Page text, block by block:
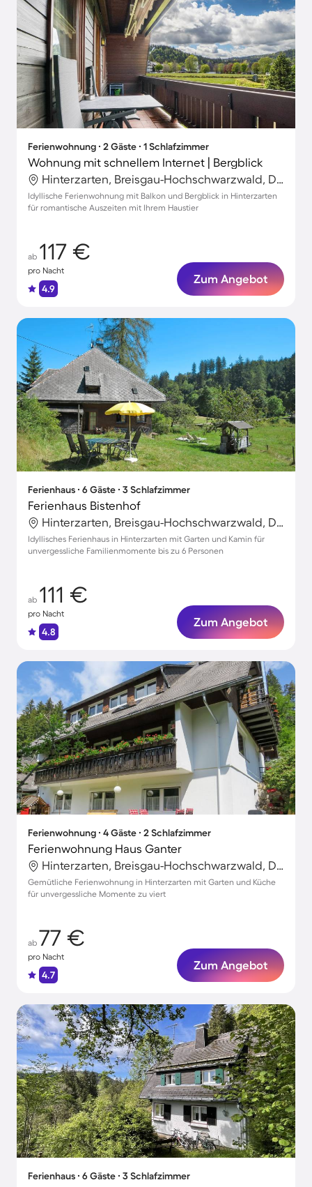
Ferienwohnung ∙ 2 Gäste ∙ 1 Schlafzimmer
Wohnung mit schnellem Internet | Bergblick
Hinterzarten, Breisgau-Hochschwarzwald, Deutschland
Idyllische Ferienwohnung mit Balkon und Bergblick in Hinterzarten
für romantische Auszeiten mit Ihrem Haustier
ab 117 €
pro Nacht
4.9
Zum Angebot
Ferienhaus ∙ 6 Gäste ∙ 3 Schlafzimmer
Ferienhaus Bistenhof
Hinterzarten, Breisgau-Hochschwarzwald, Deutschland
Idyllisches Ferienhaus in Hinterzarten mit Garten und Kamin für
unvergessliche Familienmomente bis zu 6 Personen
ab 111 €
pro Nacht
4.8
Zum Angebot
Ferienwohnung ∙ 4 Gäste ∙ 2 Schlafzimmer
Ferienwohnung Haus Ganter
Hinterzarten, Breisgau-Hochschwarzwald, Deutschland
Gemütliche Ferienwohnung in Hinterzarten mit Garten und Küche
für unvergessliche Momente zu viert
ab 77 €
pro Nacht
4.7
Zum Angebot
Ferienhaus ∙ 6 Gäste ∙ 3 Schlafzimmer